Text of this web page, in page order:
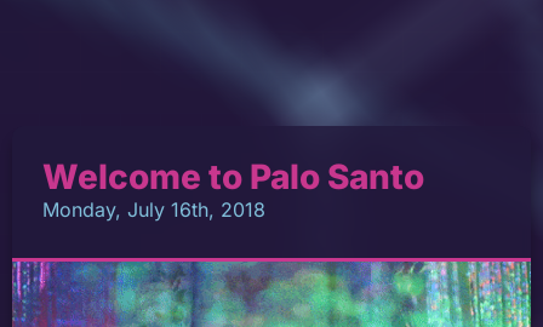
Welcome to Palo Santo
Monday, July 16th, 2018